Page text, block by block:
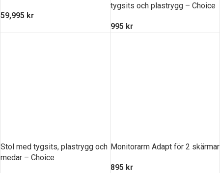
59,995 kr
tygsits och plastrygg – Choice
995 kr
Stol med tygsits, plastrygg och
medar – Choice
Monitorarm Adapt för 2 skärmar
895 kr